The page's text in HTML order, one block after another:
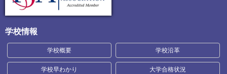
学校情報
学校概要 学校沿革
学校早わかり 大学合格状況